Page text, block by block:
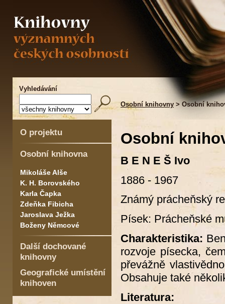
Vyhledávání
Osobní knihovny > Osobní
O projektu
Osobní knihovna
Mikoláše Alše
K. H. Borovského
Karla Čapka
Zdeňka Fibicha
Jaroslava Ježka
Boženy Němcové
Další dochované
knihovny
Geografické umístění
knihoven
Osobní
B E N E Š Ivo
1886 - 1967
Známý prácheňský
Písek: Prácheňské
Charakteristika:
rozvoje písecka,
převážně
Obsahuje také
Literatura: